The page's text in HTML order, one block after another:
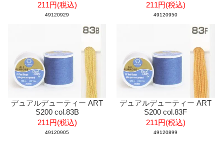
211円(税込)
49120929
211円(税込)
49120950
デュアルデューティー ART
S200 col.83B
211円(税込)
49120905
デュアルデューティー ART
S200 col.83F
211円(税込)
49120899